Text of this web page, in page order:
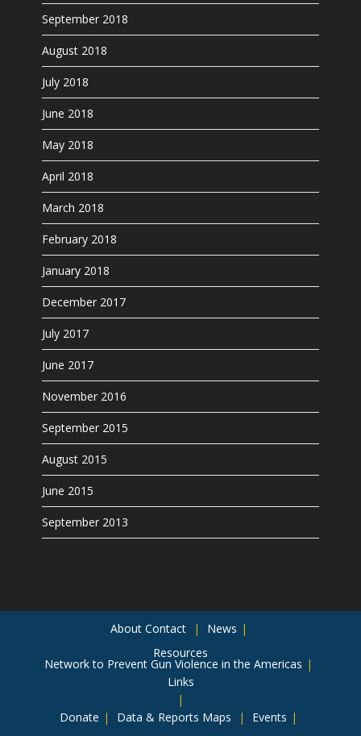
September 2018
August 2018
July 2018
June 2018
May 2018
April 2018
March 2018
February 2018
January 2018
December 2017
July 2017
June 2017
November 2016
September 2015
August 2015
June 2015
September 2013
About Contact
News
Resources
Network to Prevent Gun Violence in the Americas
Links
Donate Data & Reports Maps
Events